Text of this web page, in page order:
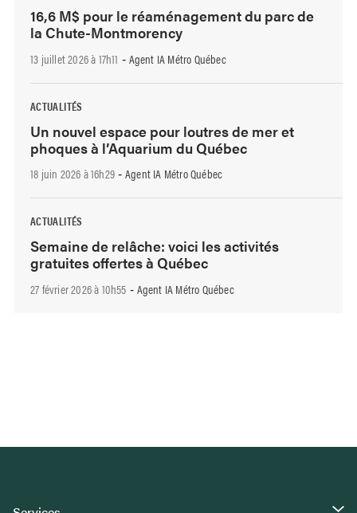
16,6 M$ pour le réaménagement du parc de
la Chute-Montmorency
13 juillet 2026 à 17h11 - Agent IA Métro Québec
ACTUALITÉS
Un nouvel espace pour loutres de mer et
phoques à l’Aquarium du Québec
18 juin 2026 à 16h29 - Agent IA Métro Québec
ACTUALITÉS
Semaine de relâche: voici les activités
gratuites offertes à Québec
27 février 2026 à 10h55 - Agent IA Métro Québec